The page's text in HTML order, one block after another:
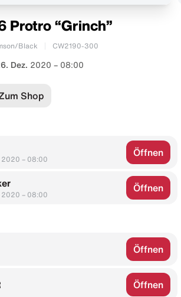
Protro “Grinch”
Black CW2190-300
Dez. 2020 – 08:00
Shop
2020 – 08:00
Öffnen
2020 – 08:00
Öffnen
Öffnen
Öffnen